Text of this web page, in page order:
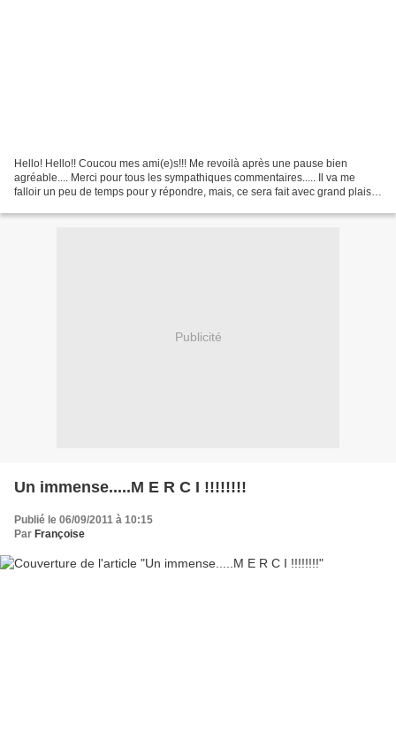
Hello! Hello!! Coucou mes ami(e)s!!! Me revoilà après une pause bien
agréable.... Merci pour tous les sympathiques commentaires..... Il va me
falloir un peu de temps pour y répondre, mais, ce sera fait avec grand plaisir!
Publicité
Un immense.....M E R C I !!!!!!!!
Publié le 06/09/2011 à 10:15
Par Françoise